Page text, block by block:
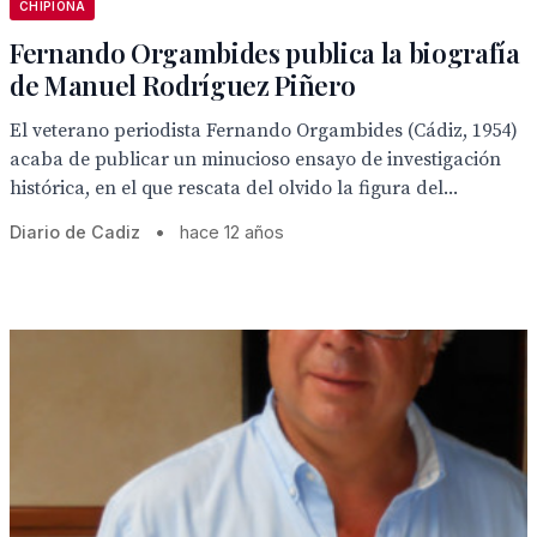
CHIPIONA
Fernando Orgambides publica la biografía
de Manuel Rodríguez Piñero
El veterano periodista Fernando Orgambides (Cádiz, 1954)
acaba de publicar un minucioso ensayo de investigación
histórica, en el que rescata del olvido la figura del...
Diario de Cadiz • hace 12 años